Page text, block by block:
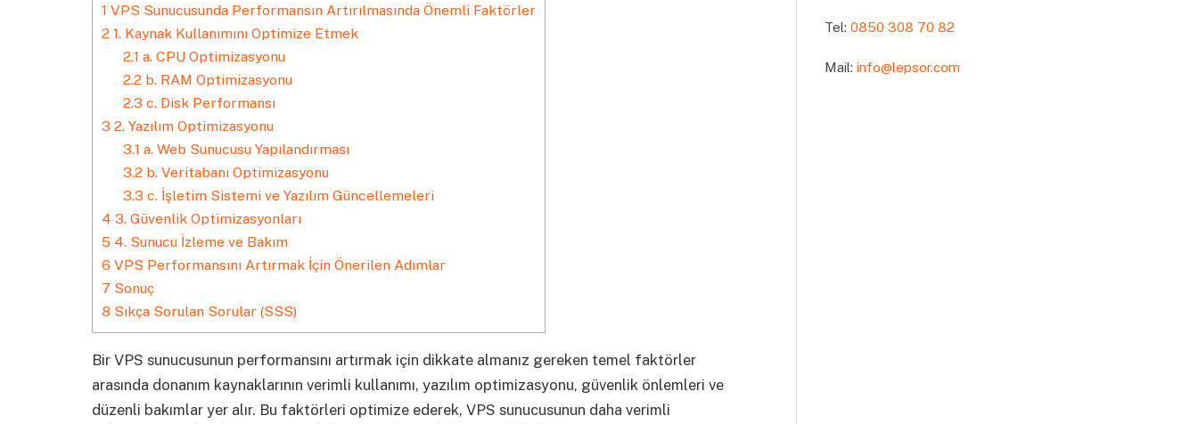
1 VPS Sunucusunda Performansın Artırılmasında Önemli Faktörler
2 1. Kaynak Kullanımını Optimize Etmek
2.1 a. CPU Optimizasyonu
2.2 b. RAM Optimizasyonu
2.3 c. Disk Performansı
3 2. Yazılım Optimizasyonu
3.1 a. Web Sunucusu Yapılandırması
3.2 b. Veritabanı Optimizasyonu
3.3 c. İşletim Sistemi ve Yazılım Güncellemeleri
4 3. Güvenlik Optimizasyonları
5 4. Sunucu İzleme ve Bakım
6 VPS Performansını Artırmak İçin Önerilen Adımlar
7 Sonuç
8 Sıkça Sorulan Sorular (SSS)
Bir VPS sunucusunun performansını artırmak için dikkate almanız gereken temel faktörler
arasında donanım kaynaklarının verimli kullanımı, yazılım optimizasyonu, güvenlik önlemleri ve
düzenli bakımlar yer alır. Bu faktörleri optimize ederek, VPS sunucusunun daha verimli
Tel: 0850 308 70 82
Mail: info@lepsor.com